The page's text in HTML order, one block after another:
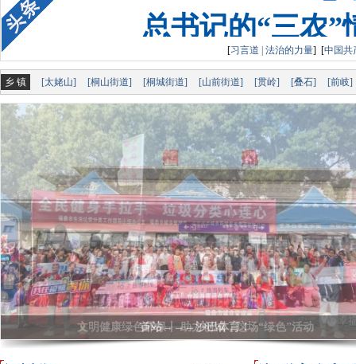
习
总
总书记的“三农”
[习言道 | 法治的力量] [中国共
乡 镇 [太姥山] [桐山街道] [桐城街道] [山前街道] [贯岭] [叠石] [前岐]
文明健康绿色环保丨 助力创城，这场“绿色”活动